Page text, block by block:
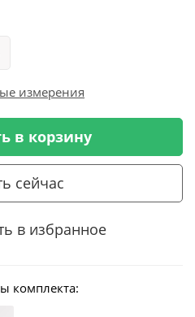
измерения
в корзину
сейчас
в избранное
комплекта: